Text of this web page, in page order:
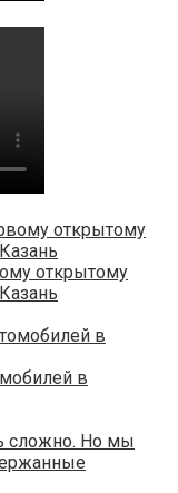
открытому
в